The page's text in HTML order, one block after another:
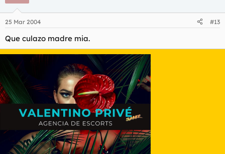
25 Mar 2004 #13
Que culazo madre mia.